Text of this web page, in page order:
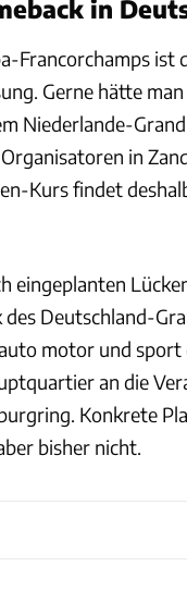
in
Francorchamps ist
Gerne hätte
Niederlande-
in
Kurs findet
eingeplanten
des Deutschland-
motor und
an die
Konkrete
bisher nicht.